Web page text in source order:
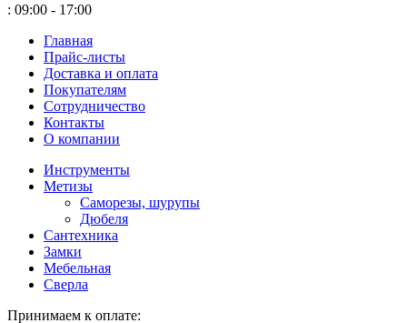
: 09:00 - 17:00
Главная
Прайс-листы
Доставка и оплата
Покупателям
Сотрудничество
Контакты
О компании
Инструменты
Метизы
Саморезы, шурупы
Дюбеля
Сантехника
Замки
Мебельная
Сверла
Принимаем к оплате: